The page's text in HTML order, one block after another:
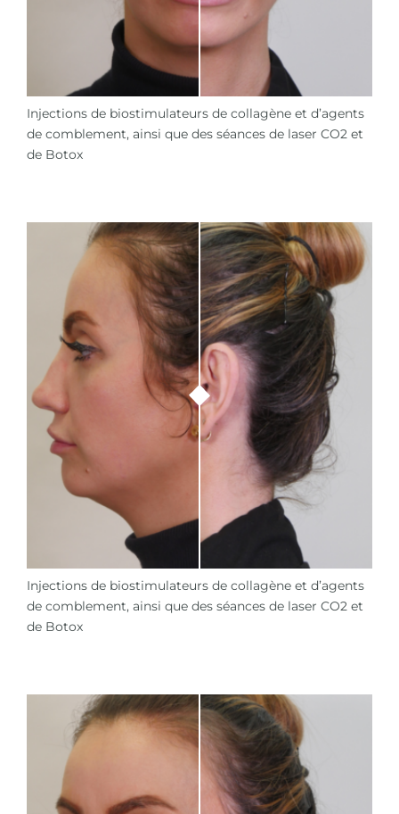
Injections de biostimulateurs de collagène et d’agents
de comblement, ainsi que des séances de laser CO2 et
de Botox
Injections de biostimulateurs de collagène et d’agents
de comblement, ainsi que des séances de laser CO2 et
de Botox